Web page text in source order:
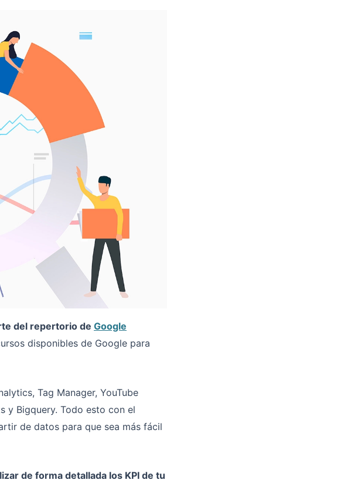
del repertorio de Google
disponibles de Google para
Tag Manager, YouTube
y Bigquery. Todo esto con el
de datos para que sea más fácil
de forma detallada los KPI de tu